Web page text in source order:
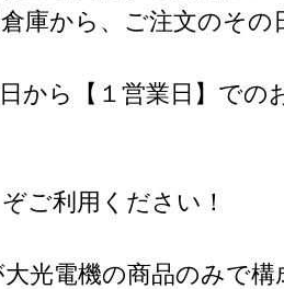
倉庫から、ご注文のそ
から【１営業日】での
ご利用ください！
光電機の商品のみで構